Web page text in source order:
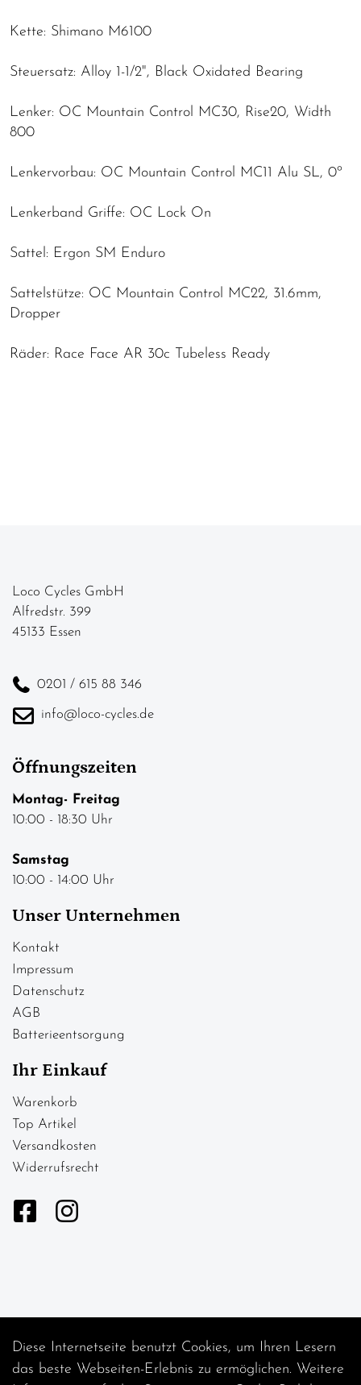
Kette: Shimano M6100
Steuersatz: Alloy 1-1/2", Black Oxidated Bearing
Lenker: OC Mountain Control MC30, Rise20, Width
800
Lenkervorbau: OC Mountain Control MC11 Alu SL, 0º
Lenkerband Griffe: OC Lock On
Sattel: Ergon SM Enduro
Sattelstütze: OC Mountain Control MC22, 31.6mm,
Dropper
Räder: Race Face AR 30c Tubeless Ready
Loco Cycles GmbH
Alfredstr. 399
45133 Essen
0201 / 615 88 346
info@loco-cycles.de
Öffnungszeiten
Montag- Freitag
10:00 - 18:30 Uhr
Samstag
10:00 - 14:00 Uhr
Unser Unternehmen
Kontakt
Impressum
Datenschutz
AGB
Batterieentsorgung
Ihr Einkauf
Warenkorb
Top Artikel
Versandkosten
Widerrufsrecht
Diese Internetseite benutzt Cookies, um Ihren Lesern
das beste Webseiten-Erlebnis zu ermöglichen. Weitere
Auftrag widerrufen